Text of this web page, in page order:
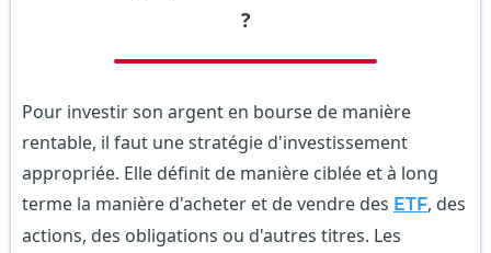
?
Pour investir son argent en bourse de manière
rentable, il faut une stratégie d'investissement
appropriée. Elle définit de manière ciblée et à long
terme la manière d'acheter et de vendre des ETF, des
actions, des obligations ou d'autres titres. Les